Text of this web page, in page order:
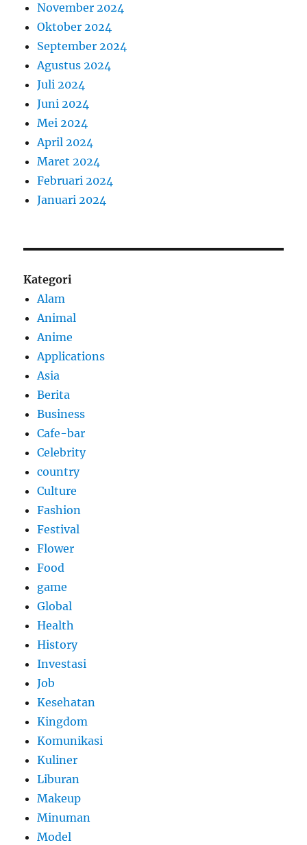
November 2024
Oktober 2024
September 2024
Agustus 2024
Juli 2024
Juni 2024
Mei 2024
April 2024
Maret 2024
Februari 2024
Januari 2024
Kategori
Alam
Animal
Anime
Applications
Asia
Berita
Business
Cafe-bar
Celebrity
country
Culture
Fashion
Festival
Flower
Food
game
Global
Health
History
Investasi
Job
Kesehatan
Kingdom
Komunikasi
Kuliner
Liburan
Makeup
Minuman
Model